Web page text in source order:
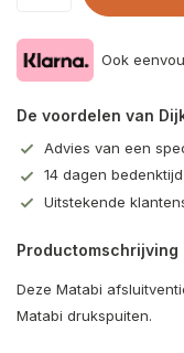
Ook
De voordelen van
Advies van een
14 dagen
Uitstekende
Productomschrijving
Deze Matabi
Matabi drukspuiten.